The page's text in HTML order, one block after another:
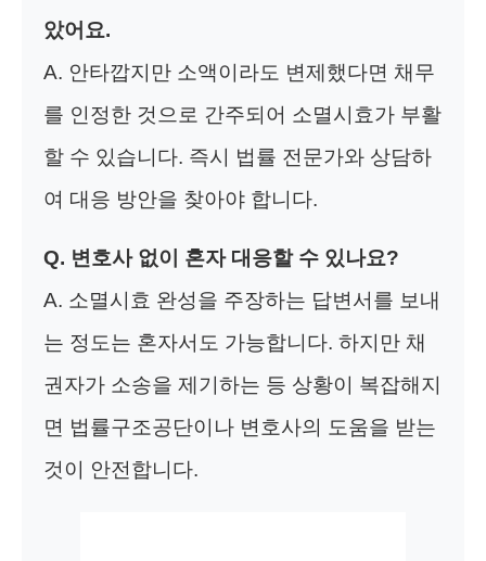
았어요.
A. 안타깝지만 소액이라도 변제했다면 채무
를 인정한 것으로 간주되어 소멸시효가 부활
할 수 있습니다. 즉시 법률 전문가와 상담하
여 대응 방안을 찾아야 합니다.
Q. 변호사 없이 혼자 대응할 수 있나요?
A. 소멸시효 완성을 주장하는 답변서를 보내
는 정도는 혼자서도 가능합니다. 하지만 채
권자가 소송을 제기하는 등 상황이 복잡해지
면 법률구조공단이나 변호사의 도움을 받는
것이 안전합니다.